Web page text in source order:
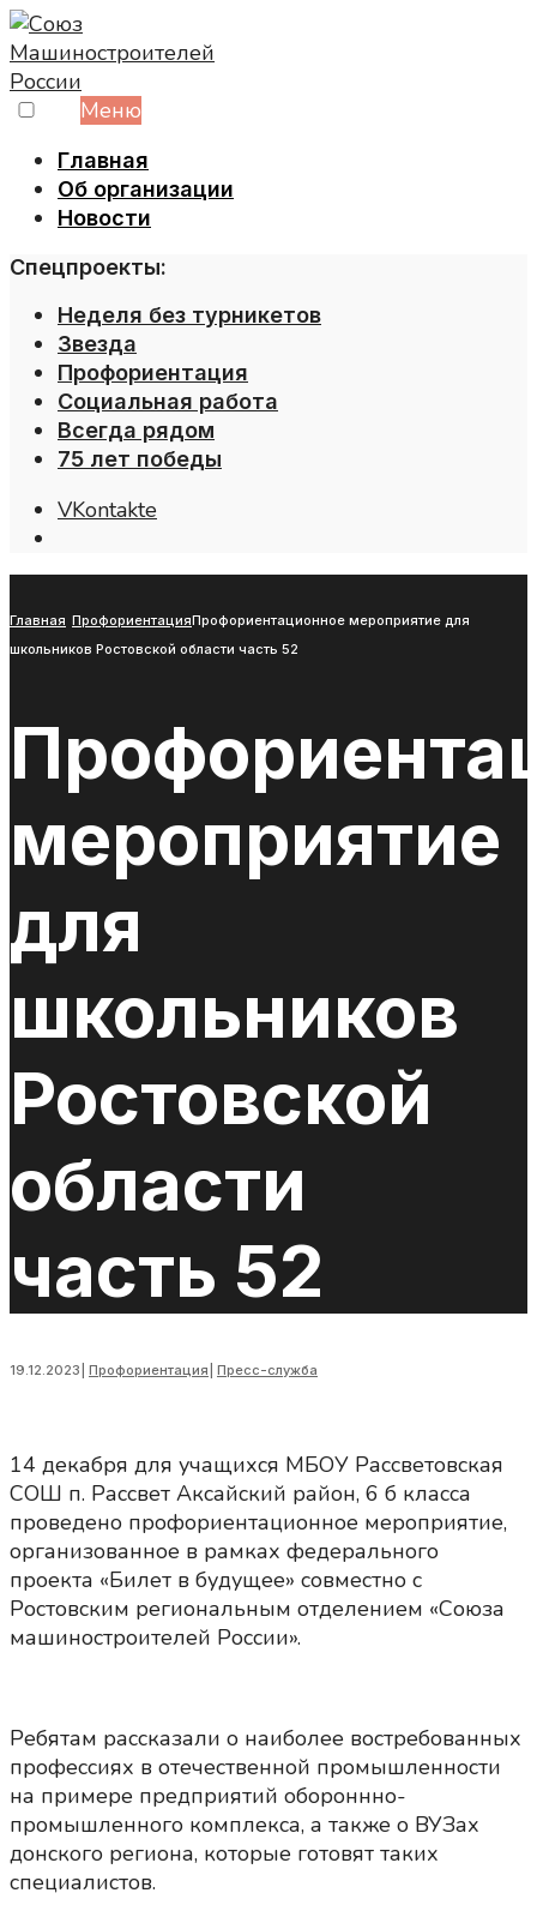
Skip
to
content
Меню
Главная
Об организации
Новости
Спецпроекты:
Неделя без турникетов
Звезда
Профориентация
Социальная работа
Всегда рядом
75 лет победы
VKontakte
Главная ПрофориентацияПрофориентационное мероприятие для
школьников Ростовской области часть 52
мероприятие
для
школьников
Ростовской
области
часть 52
19.12.2023 Профориентация Пресс-служба
14 декабря для учащихся МБОУ Рассветовская
СОШ п. Рассвет Аксайский район, 6 б класса
проведено профориентационное мероприятие,
организованное в рамках федерального
проекта «Билет в будущее» совместно с
Ростовским региональным отделением «Союза
машиностроителей России».
Ребятам рассказали о наиболее востребованных
профессиях в отечественной промышленности
на примере предприятий обороннно-
промышленного комплекса, а также о ВУЗах
донского региона, которые готовят таких
специалистов.